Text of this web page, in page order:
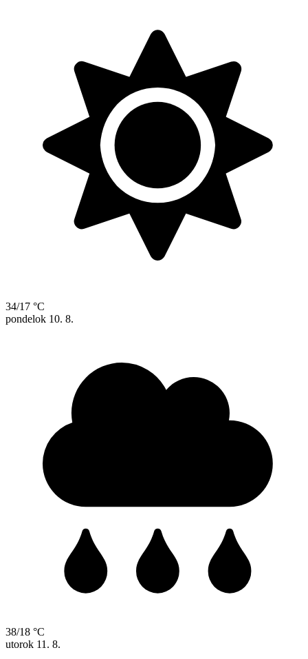
34/17 °C
pondelok 10. 8.
38/18 °C
utorok 11. 8.